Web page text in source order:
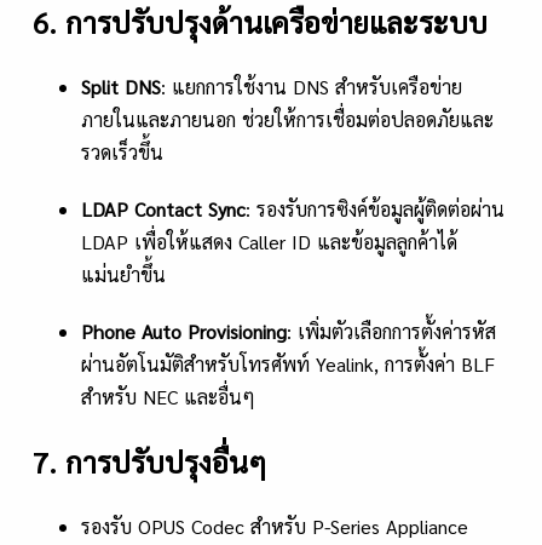
6. การปรับปรุงด้านเครือข่ายและระบบ
Split DNS: แยกการใช้งาน DNS สำหรับเครือข่าย
ภายในและภายนอก ช่วยให้การเชื่อมต่อปลอดภัยและ
รวดเร็วขึ้น
LDAP Contact Sync: รองรับการซิงค์ข้อมูลผู้ติดต่อผ่าน
LDAP เพื่อให้แสดง Caller ID และข้อมูลลูกค้าได้
แม่นยำขึ้น
Phone Auto Provisioning: เพิ่มตัวเลือกการตั้งค่ารหัส
ผ่านอัตโนมัติสำหรับโทรศัพท์ Yealink, การตั้งค่า BLF
สำหรับ NEC และอื่นๆ
7. การปรับปรุงอื่นๆ
รองรับ OPUS Codec สำหรับ P-Series Appliance